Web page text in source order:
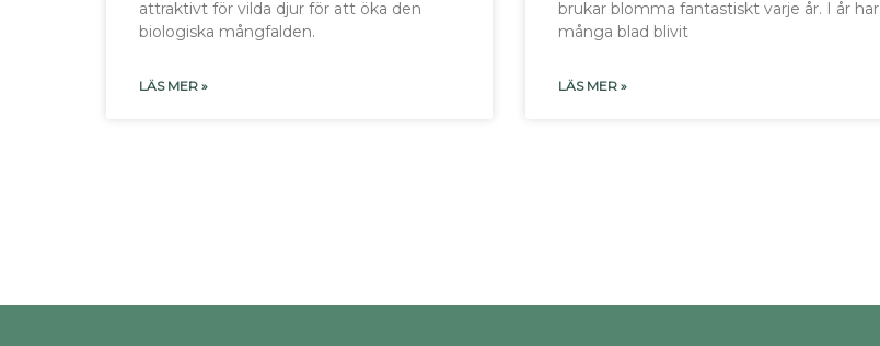
attraktivt för vilda djur för att öka den
biologiska mångfalden.
LÄS MER »
brukar blomma fantastiskt varje år. I år har
många blad blivit
LÄS MER »